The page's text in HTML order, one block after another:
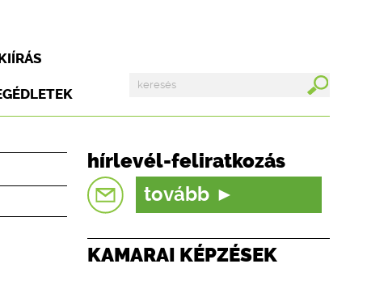
hírlevél-feliratkozás
tovább
KAMARAI KÉPZÉSEK